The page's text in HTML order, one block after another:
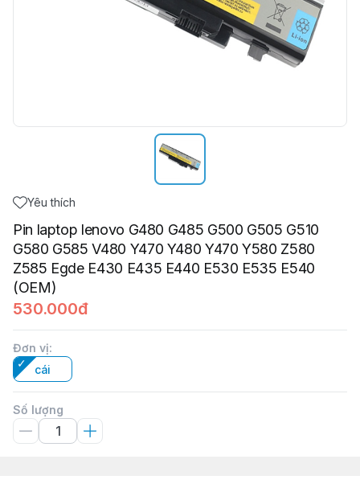
Yêu thích
Pin laptop lenovo G480 G485 G500 G505 G510
G580 G585 V480 Y470 Y480 Y470 Y580 Z580
Z585 Egde E430 E435 E440 E530 E535 E540
(OEM)
530.000đ
Đơn vị:
cái
Số lượng